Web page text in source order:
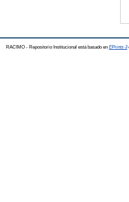
RACIMO - Repositorio Institucional está basado en EPrints 3